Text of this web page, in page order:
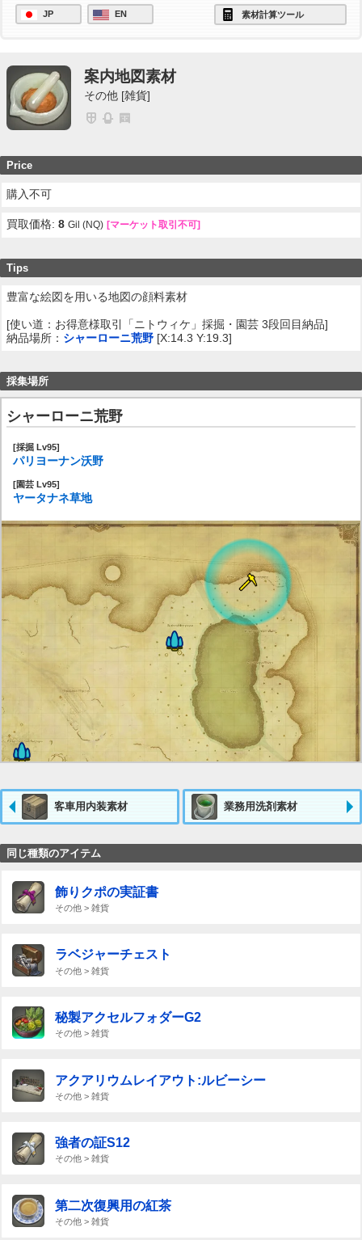
JP EN 素材計算ツール
案内地図素材
その他 [雑貨]
Price
購入不可
買取価格:8 Gil (NQ) [マーケット取引不可]
Tips
豊富な絵図を用いる地図の顔料素材
[使い道：お得意様取引「ニトウィケ」採掘・園芸 3段回目納品]
納品場所： シャーローニ荒野 [X:14.3 Y:19.3]
採集場所
シャーローニ荒野
[採掘 Lv95]
パリヨーナン沃野
[園芸 Lv95]
ヤータナネ草地
客車用内装素材 業務用洗剤素材
同じ種類のアイテム
飾りクポの実証書
その他 > 雑貨
ラベジャーチェスト
その他 > 雑貨
秘製アクセルフォダーG2
その他 > 雑貨
アクアリウムレイアウト:ルビーシー
その他 > 雑貨
強者の証S12
その他 > 雑貨
第二次復興用の紅茶
その他 > 雑貨